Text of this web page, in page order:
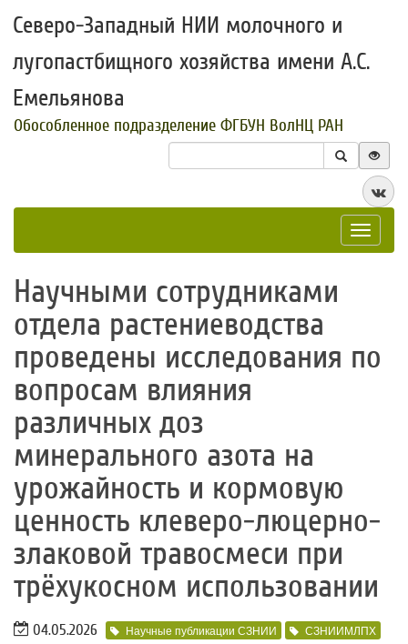
Северо-Западный НИИ молочного и
лугопастбищного хозяйства имени А.С.
Емельянова
Обособленное подразделение ФГБУН ВолНЦ РАН
Toggle
​Научными сотрудниками
отдела растениеводства
проведены исследования по
вопросам влияния
различных доз
минерального азота на
урожайность и кормовую
ценность клеверо-люцерно-
злаковой травосмеси при
трёхукосном использовании
04.05.2026 Научные публикации СЗНИИ СЗНИИМЛПХ